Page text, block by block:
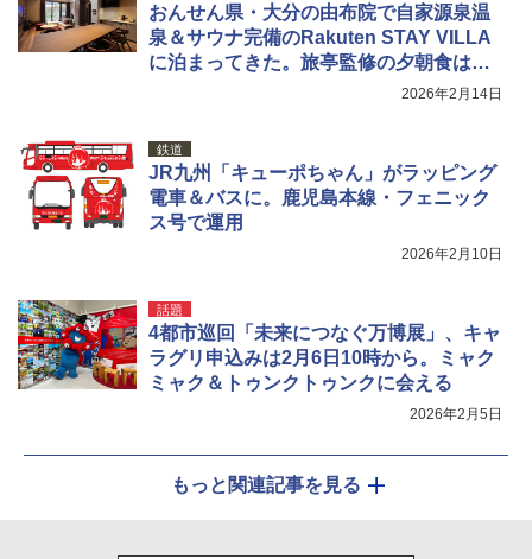
おんせん県・大分の由布院で自家源泉温
泉＆サウナ完備のRakuten STAY VILLA
に泊まってきた。旅亭監修の夕朝食は簡
単セルフ調理でも満足度高め！2026年2月14日
鉄道
JR九州「キューポちゃん」がラッピング
電車＆バスに。鹿児島本線・フェニック
ス号で運用
2026年2月10日
話題
4都市巡回「未来につなぐ万博展」、キャ
ラグリ申込みは2月6日10時から。ミャク
ミャク＆トゥンクトゥンクに会える
2026年2月5日
もっと関連記事を見る